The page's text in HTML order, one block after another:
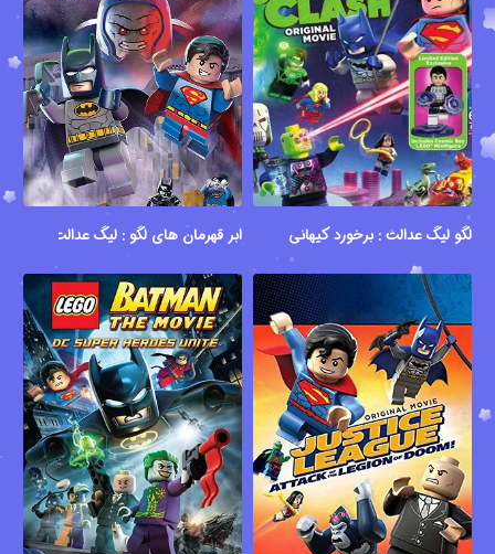
لگو لیگ عدالت : برخورد کیهانی ابر قهرمان های لگو : لیگ عدالت در برابر